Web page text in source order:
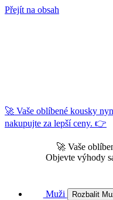
Přejít na obsah
🚀 Vaše oblíbené kousky
nakupujte za lepší ceny. 👉
🚀 Vaše
Objevte výhody
Muži Rozbalit